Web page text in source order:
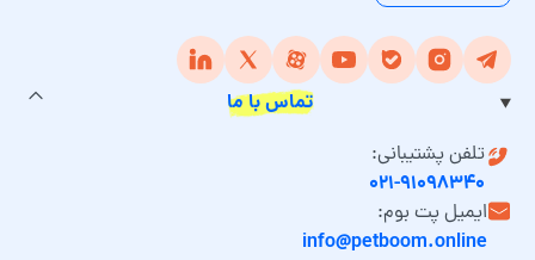
تماس با ما
تلفن پشتیبانی:
۰۲۱-۹۱۰۹۸۳۴۰
ایمیل پت بوم:
info@petboom.online